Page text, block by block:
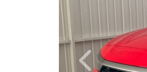
Previous